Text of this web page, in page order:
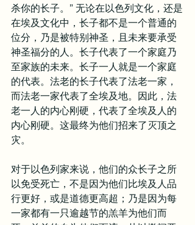
杀你的长子。” 无论在以色列文化，还是
在埃及文化中，长子都不是一个普通的
位分，乃是被特别神圣，且未来要承受
神圣福分的人。长子代表了一个家庭乃
至家族的未来。长子一人就是一个家庭
的代表。法老的长子代表了法老一家，
而法老一家代表了全埃及地。因此，法
老一人的内心刚硬，代表了全埃及人的
内心刚硬。这最终为他们招来了灭顶之
灾。
对于以色列家来说，他们的众长子之所
以免受死亡，不是因为他们比埃及人品
行更好，或是道德更高超；乃是因为每
一家都有一只逾越节的羔羊为他们而